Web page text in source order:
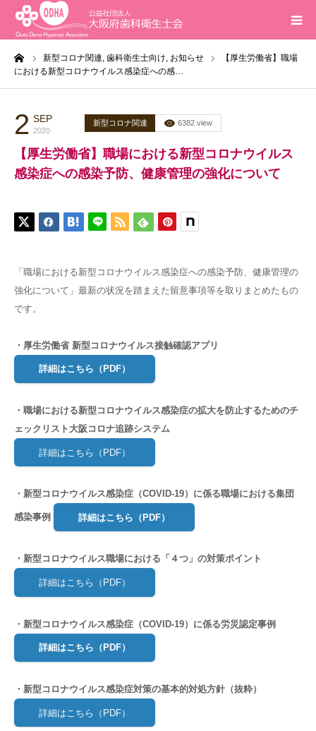
新型コロナ関連, 歯科衛生士向け, お知らせ
【厚生労働省】職場
における新型コロナウイルス感染症への感…
2 SEP
2020
新型コロナ関連 6382 view
【厚生労働省】職場における新型コロナウイルス
感染症への感染予防、健康管理の強化について
「職場における新型コロナウイルス感染症への感染予防、健康管理の
強化について」最新の状況を踏まえた留意事項等を取りまとめたもの
です。
・厚生労働省 新型コロナウイルス接触確認アプリ
詳細はこちら（PDF）
・職場における新型コロナウイルス感染症の拡大を防止するためのチ
ェックリスト大阪コロナ追跡システム
詳細はこちら（PDF）
・新型コロナウイルス感染症（COVID-19）に係る職場における集団
感染事例 詳細はこちら（PDF）
・新型コロナウイルス職場における「４つ」の対策ポイント
詳細はこちら（PDF）
・新型コロナウイルス感染症（COVID-19）に係る労災認定事例
詳細はこちら（PDF）
・新型コロナウイルス感染症対策の基本的対処方針（抜粋）
詳細はこちら（PDF）
ホーム
活動報告
研修会